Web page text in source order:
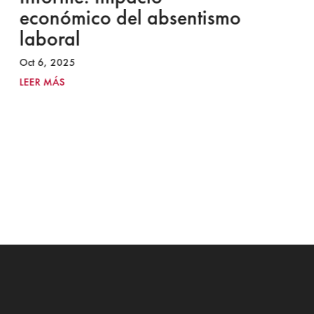
económico del absentismo
laboral
Oct 6, 2025
LEER MÁS